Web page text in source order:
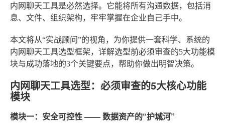
内网聊天工具是必然选择。它能将所有沟通数据，包括消
息、文件、组织架构，牢牢掌握在企业自己手中。
本文将从“实战顾问”的视角，为你提供一套科学、系统的
内网聊天工具选型框架，详解选型前必须审查的5大功能模
块与成功落地的3个关键要点，帮助你做出明智决策。
内网聊天工具选型：必须审查的5大核心功能
模块
模块一：安全可控性 —— 数据资产的“护城河”